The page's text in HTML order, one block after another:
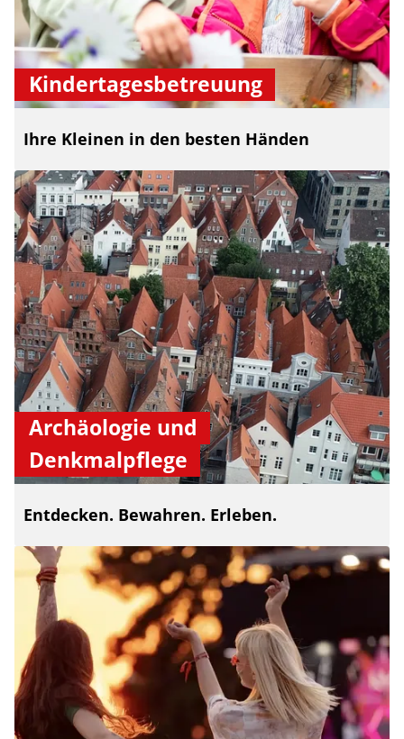
Kindertagesbetreuung
Ihre Kleinen in den besten Händen
Archäologie und
Denkmalpflege
Entdecken. Bewahren. Erleben.